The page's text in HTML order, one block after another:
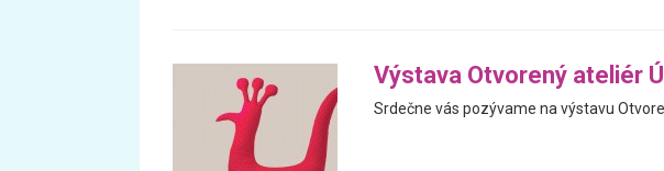
Výstava Otvorený ateliér
Srdečne vás pozývame na výstavu